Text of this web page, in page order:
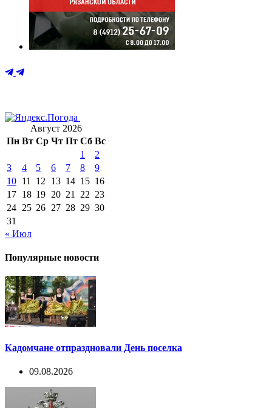
Август 2026
Пн Вт Ср Чт Пт Сб Вс
1
2
3
4 5 6 7 8
9
10 11 12 13 14 15 16
17 18 19 20 21 22 23
24 25 26 27 28 29 30
31
« Июл
Популярные новости
Кадомчане отпраздновали День поселка
09.08.2026